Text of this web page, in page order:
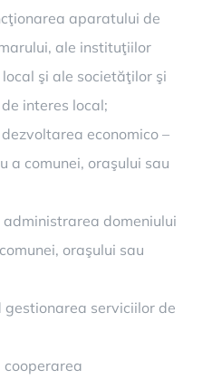
aparatului de
ale instituţiilor
şi ale societăţilor şi
interes local;
economico –
a comunei, oraşului sau
domeniului
oraşului sau
serviciilor de